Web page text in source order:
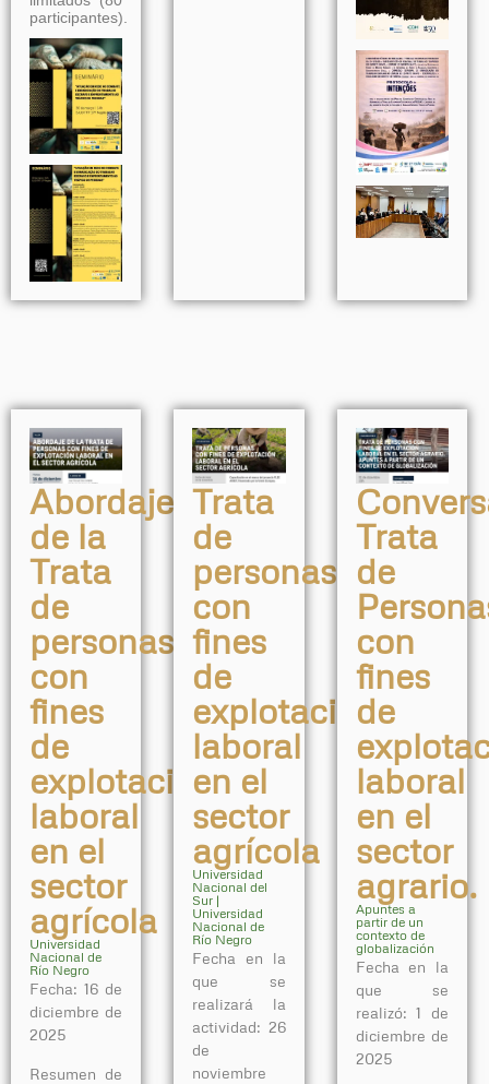
participantes).
Abordaje
de la
Trata
de
personas
con
fines
de
explotación
laboral
en el
sector
agrícola
Universidad
Nacional de
Río Negro
Fecha: 16 de
diciembre de
2025
Resumen de
Trata
de
personas
con
fines
de
explotación
laboral
en el
sector
agrícola
Universidad
Nacional del
Sur |
Universidad
Nacional de
Río Negro
Fecha en la
que se
realizará la
actividad: 26
de
noviembre
Trata
de
con
fines
de
laboral
en el
sector
agrario.
Apuntes a
partir de un
contexto de
globalización
Fecha en la
que se
realizó: 1 de
diciembre de
2025